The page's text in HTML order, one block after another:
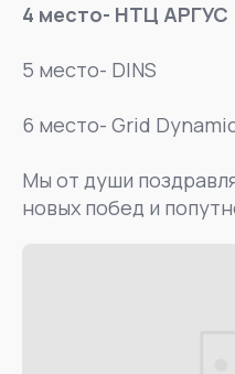
4 место- НТЦ АРГУС
5 место- DINS
6 место- Grid
Мы от души
новых побед и